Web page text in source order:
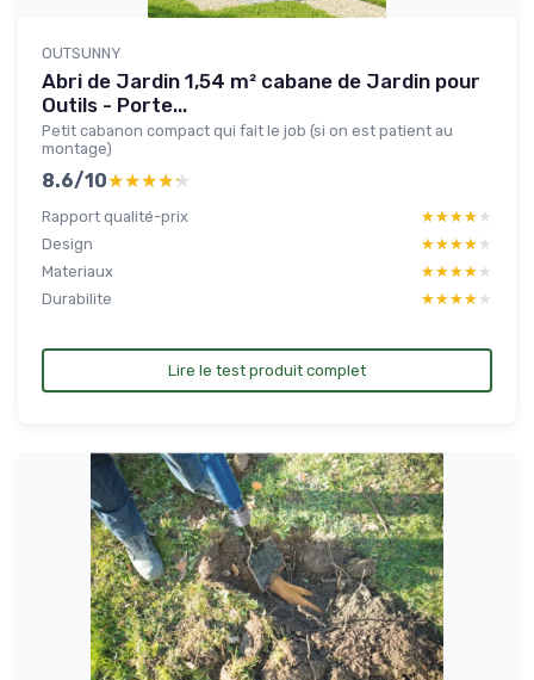
OUTSUNNY
Abri de Jardin 1,54 m² cabane de Jardin pour
Outils - Porte...
Petit cabanon compact qui fait le job (si on est patient au
montage)
8.6/10★★★★★
★★★★★
Rapport qualité-prix ★★★★★
★★★★★
Design
★★★★★
★★★★★
Materiaux
★★★★★
★★★★★
Durabilite
★★★★★
★★★★★
Lire le test produit complet